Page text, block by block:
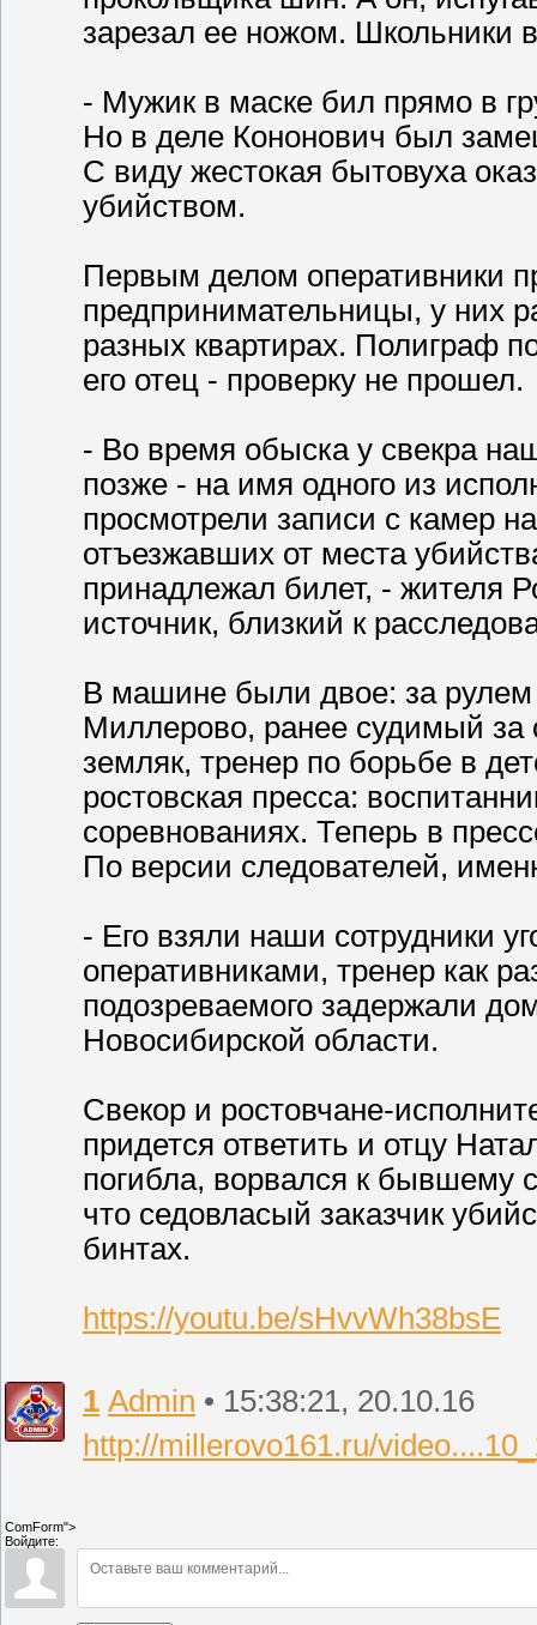
зарезал ее ножом. Школьники
- Мужик в маске бил прямо в
Но в деле Кононович был
С виду жестокая бытовуха
убийством.
Первым делом оперативники
предпринимательницы, у них
разных квартирах. Полиграф
его отец - проверку не прошел.
- Во время обыска у свекра
позже - на имя одного из
просмотрели записи с камер
отъезжавших от места
принадлежал билет, - жителя
источник, близкий к
В машине были двое: за рулем
Миллерово, ранее судимый за
земляк, тренер по борьбе в
ростовская пресса:
соревнованиях. Теперь в
По версии следователей,
- Его взяли наши сотрудники
оперативниками, тренер как
подозреваемого задержали
Новосибирской области.
Свекор и ростовчане-
придется ответить и отцу
погибла, ворвался к бывшему
что седовласый заказчик
бинтах.
https://youtu.be/sHvvWh38bsE
1 Admin • 15:38:21, 20.10.16
http://millerovo161.ru/
ComForm">
Войдите: